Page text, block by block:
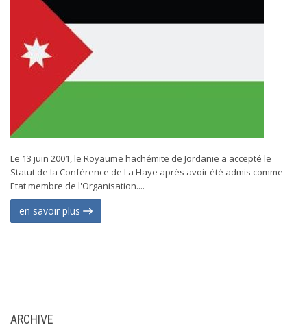
Le 13 juin 2001, le Royaume hachémite de Jordanie a accepté le
Statut de la Conférence de La Haye après avoir été admis comme
Etat membre de l'Organisation....
en savoir plus
ARCHIVE